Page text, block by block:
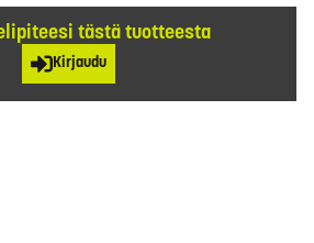
tästä tuotteesta
Kirjaudu